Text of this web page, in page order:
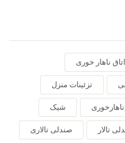
اتاق ناهار خوری
تزئینات منزل
شیک
تالار صندلی تالاری